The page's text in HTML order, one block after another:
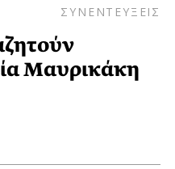
ΣΥΝΕΝΤΕΥΞΕΙΣ
Μαυρικάκη